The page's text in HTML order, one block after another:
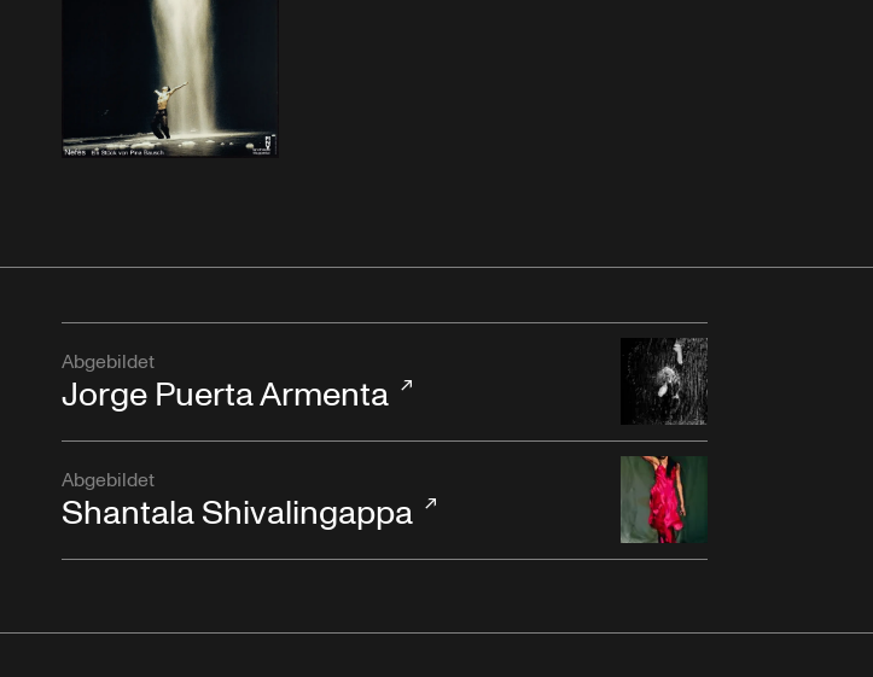
Abgebildet
Jorge Puerta Armenta
Abgebildet
Shantala Shivalingappa